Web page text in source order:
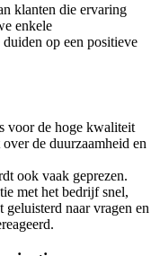
klanten die ervaring
enkele
op een positieve
voor de hoge kwaliteit
de duurzaamheid en
ook vaak geprezen.
met het bedrijf snel,
naar vragen en